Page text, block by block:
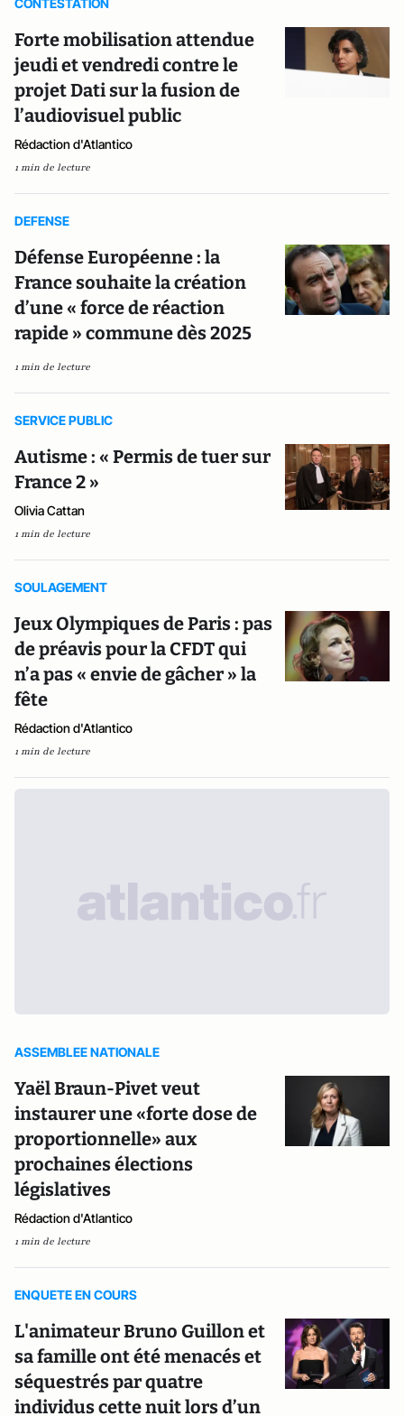
CONTESTATION
Forte mobilisation attendue
jeudi et vendredi contre le
projet Dati sur la fusion de
l’audiovisuel public
Rédaction d'Atlantico
1 min de lecture
DEFENSE
Défense Européenne : la
France souhaite la création
d’une « force de réaction
rapide » commune dès 2025
1 min de lecture
SERVICE PUBLIC
Autisme : « Permis de tuer sur
France 2 »
Olivia Cattan
1 min de lecture
SOULAGEMENT
Jeux Olympiques de Paris : pas
de préavis pour la CFDT qui
n’a pas « envie de gâcher » la
fête
Rédaction d'Atlantico
1 min de lecture
ASSEMBLEE NATIONALE
Yaël Braun-Pivet veut
instaurer une «forte dose de
proportionnelle» aux
prochaines élections
législatives
Rédaction d'Atlantico
1 min de lecture
ENQUETE EN COURS
L'animateur Bruno Guillon et
sa famille ont été menacés et
séquestrés par quatre
individus cette nuit lors d’un